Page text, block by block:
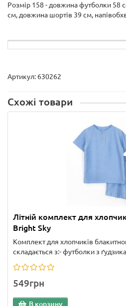
Розмір 158 - довжина футболки 58
см, довжина шортів 39 см,
Артикул: 630262
Схожі товари
Літній комплект для
Bright Sky
Комплект для хлопчиків
складається з:- футболки з
549грн
В корзину